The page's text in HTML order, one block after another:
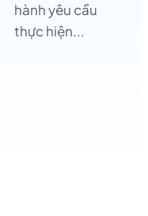
hành yêu cầu
thực hiện...